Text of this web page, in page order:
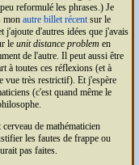
reformulé les phrases.) Je
mon autre billet récentsur le
j'ajoute d'autres idées que j'avais
le unit distance problem en
de l'autre. Il peut aussi être
à toutes ces réflexions (et à
vue très restrictif). Et j'espère
(c'est quand même le
de mathématicien
les fautes de frappe ou
pas faites.